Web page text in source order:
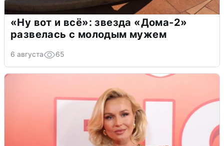
«Ну вот и всё»: звезда «Дома-2»
развелась с молодым мужем
6 августа 65